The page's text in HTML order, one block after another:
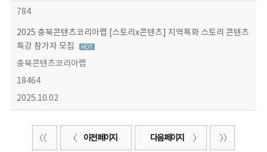
784
2025 충북콘텐츠코리아랩 [스토리x콘텐츠] 지역특화 스토리 콘텐츠
특강 참가자 모집
충북콘텐츠코리아랩
18464
2025.10.02
이전 페이지 다음 페이지